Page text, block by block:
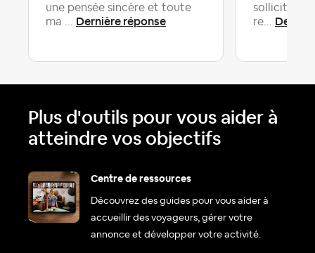
une pensée sincère et toute
ma ... Dernière réponse
sollicite
re...
Plus d'outils pour vous aider à
atteindre vos objectifs
Centre de ressources
Découvrez des guides pour vous aider à
accueillir des voyageurs, gérer votre
annonce et développer votre activité.